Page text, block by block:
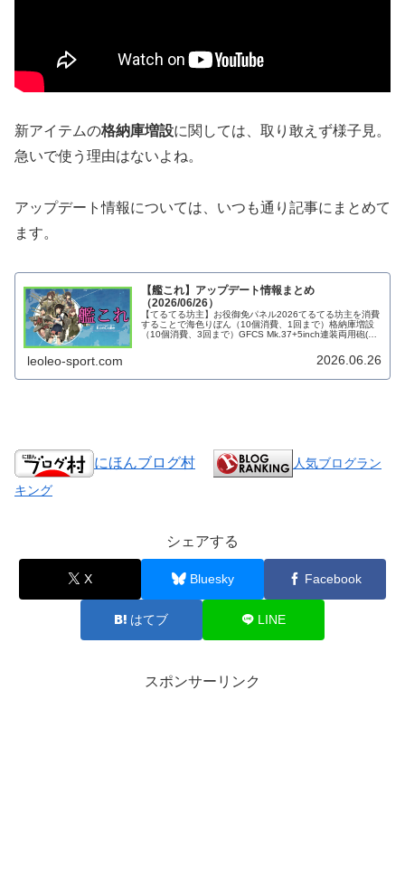
新アイテムの格納庫増設に関しては、取り敢えず様子見。
急いで使う理由はないよね。
アップデート情報については、いつも通り記事にまとめて
ます。
【艦これ】アップデート情報まとめ
（2026/06/26）
【てるてる坊主】お役御免パネル2026てるてる坊主を消費
することで海色りぼん（10個消費、1回まで）格納庫増設
（10個消費、3回まで）GFCS Mk.37+5inch連装両用砲(集
leoleo-sport.com 2026.06.26
にほんブログ村
人気ブログラン
キング
シェアする
X Bluesky Facebook
はてブ LINE
スポンサーリンク